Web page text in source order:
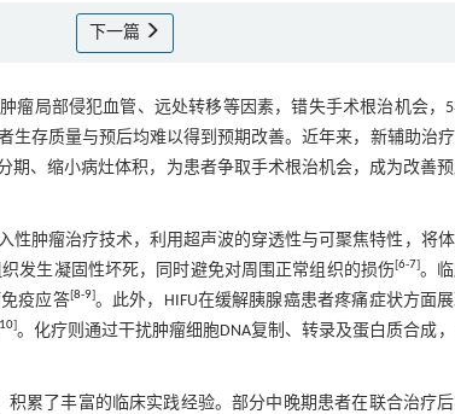
下一篇
瘤局部侵犯血管、远处转移等因素，错失手术根治机会，
生存质量与预后均难以得到预期改善。近年来，新辅助治
、缩小病灶体积，为患者争取手术根治机会，成为改善
性肿瘤治疗技术，利用超声波的穿透性与可聚焦特性，将
发生凝固性坏死，同时避免对周围正常组织的损伤[6-7]。
疫应答[8-9]。此外，HIFU在缓解胰腺癌患者疼痛症状方面
]。化疗则通过干扰肿瘤细胞DNA复制、转录及蛋白质合成
积累了丰富的临床实践经验。部分中晚期患者在联合治疗